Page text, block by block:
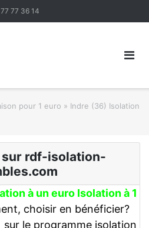
77 36 14
pour 1 euro » Indre (36) Isolation
sur rdf-isolation-
à un euro Isolation à 1
choisir en bénéficier?
sur le programme isolation